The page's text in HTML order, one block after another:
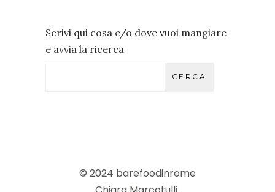
Scrivi qui cosa e/o dove vuoi mangiare
e avvia la ricerca
CERCA
© 2024 barefoodinrome